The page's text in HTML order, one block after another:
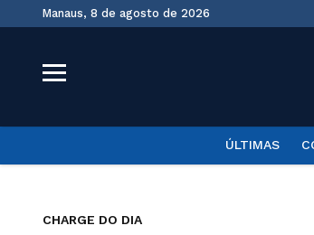
Manaus, 8 de agosto de 2026
ÚLTIMAS
CHARGE DO DIA